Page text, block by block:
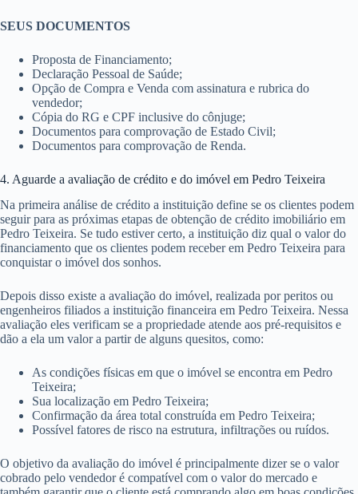
SEUS DOCUMENTOS
Proposta de Financiamento;
Declaração Pessoal de Saúde;
Opção de Compra e Venda com assinatura e rubrica do
vendedor;
Cópia do RG e CPF inclusive do cônjuge;
Documentos para comprovação de Estado Civil;
Documentos para comprovação de Renda.
4. Aguarde a avaliação de crédito e do imóvel em Pedro Teixeira
Na primeira análise de crédito a instituição define se os clientes podem
seguir para as próximas etapas de obtenção de crédito imobiliário em
Pedro Teixeira. Se tudo estiver certo, a instituição diz qual o valor do
financiamento que os clientes podem receber em Pedro Teixeira para
conquistar o imóvel dos sonhos.
Depois disso existe a avaliação do imóvel, realizada por peritos ou
engenheiros filiados a instituição financeira em Pedro Teixeira. Nessa
avaliação eles verificam se a propriedade atende aos pré-requisitos e
dão a ela um valor a partir de alguns quesitos, como:
As condições físicas em que o imóvel se encontra em Pedro
Teixeira;
Sua localização em Pedro Teixeira;
Confirmação da área total construída em Pedro Teixeira;
Possível fatores de risco na estrutura, infiltrações ou ruídos.
O objetivo da avaliação do imóvel é principalmente dizer se o valor
cobrado pelo vendedor é compatível com o valor do mercado e